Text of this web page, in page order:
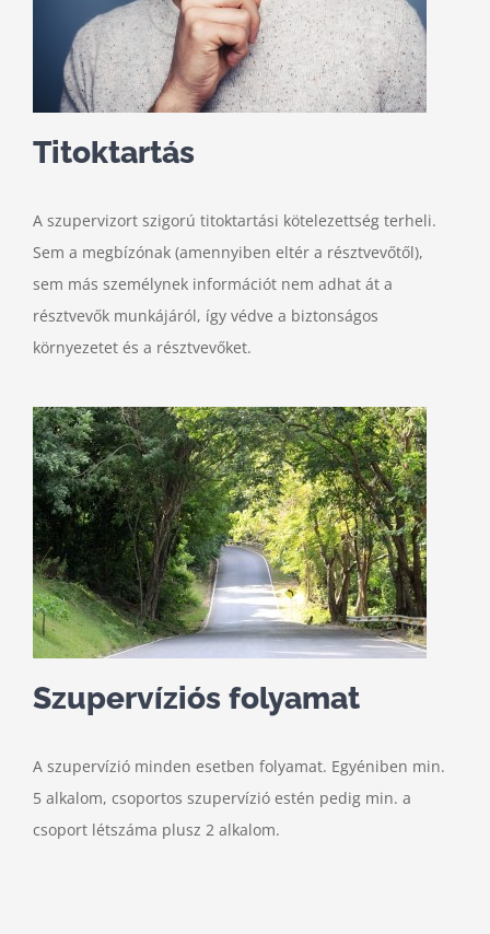
Titoktartás
A szupervizort szigorú titoktartási kötelezettség terheli.
Sem a megbízónak (amennyiben eltér a résztvevőtől),
sem más személynek információt nem adhat át a
résztvevők munkájáról, így védve a biztonságos
környezetet és a résztvevőket.
Szupervíziós folyamat
A szupervízió minden esetben folyamat. Egyéniben min.
5 alkalom, csoportos szupervízió estén pedig min. a
csoport létszáma plusz 2 alkalom.